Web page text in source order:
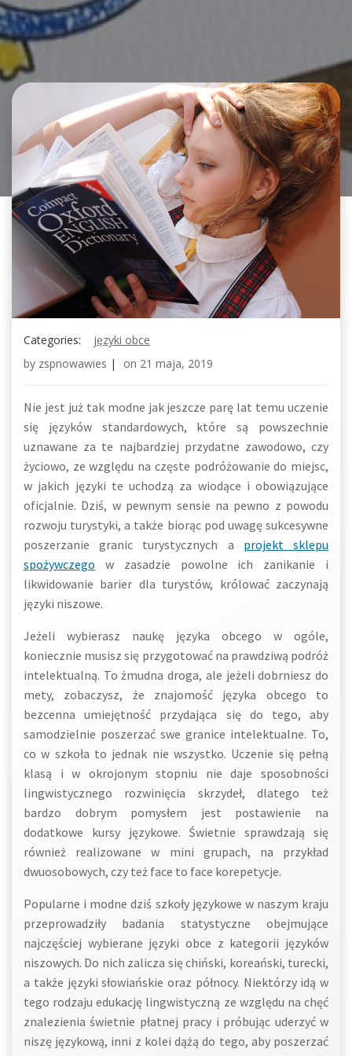
Categories:
języki obce
by zspnowawies | on 21 maja, 2019
Nie jest już tak modne jak jeszcze parę lat temu uczenie
się języków standardowych, które są powszechnie
uznawane za te najbardziej przydatne zawodowo, czy
życiowo, ze względu na częste podróżowanie do miejsc,
w jakich języki te uchodzą za wiodące i obowiązujące
oficjalnie. Dziś, w pewnym sensie na pewno z powodu
rozwoju turystyki, a także biorąc pod uwagę sukcesywne
poszerzanie granic turystycznych a projekt sklepu
spożywczego w zasadzie powolne ich zanikanie i
likwidowanie barier dla turystów, królować zaczynają
języki niszowe.
Jeżeli wybierasz naukę języka obcego w ogóle,
koniecznie musisz się przygotować na prawdziwą podróż
intelektualną. To żmudna droga, ale jeżeli dobrniesz do
mety, zobaczysz, że znajomość języka obcego to
bezcenna umiejętność przydająca się do tego, aby
samodzielnie poszerzać swe granice intelektualne. To,
co w szkoła to jednak nie wszystko. Uczenie się pełną
klasą i w okrojonym stopniu nie daje sposobności
lingwistycznego rozwinięcia skrzydeł, dlatego też
bardzo dobrym pomysłem jest postawienie na
dodatkowe kursy językowe. Świetnie sprawdzają się
również realizowane w mini grupach, na przykład
dwuosobowych, czy też face to face korepetycje.
Popularne i modne dziś szkoły językowe w naszym kraju
przeprowadziły badania statystyczne obejmujące
najczęściej wybierane języki obce z kategorii języków
niszowych. Do nich zalicza się chiński, koreański, turecki,
a także języki słowiańskie oraz północy. Niektórzy idą w
tego rodzaju edukację lingwistyczną ze względu na chęć
znalezienia świetnie płatnej pracy i próbując uderzyć w
niszę językową, inni z kolei dążą do tego, aby poszerzać